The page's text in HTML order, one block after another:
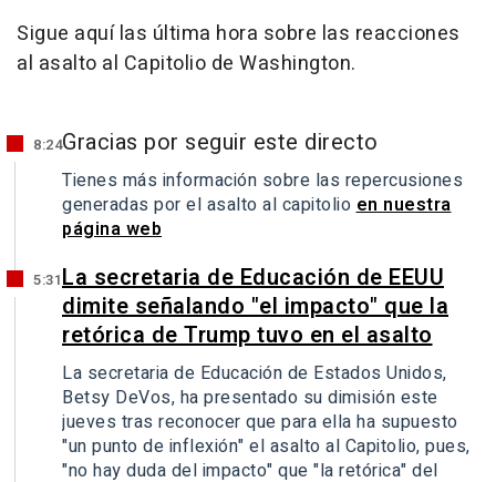
Sigue aquí las última hora sobre las reacciones
al asalto al Capitolio de Washington.
8:24Gracias por seguir este directo
Tienes más información sobre las repercusiones
generadas por el asalto al capitolioen nuestra
página web
5:31La secretaria de Educación de EEUU
dimite señalando "el impacto" que la
retórica de Trump tuvo en el asalto
La secretaria de Educación de Estados Unidos,
Betsy DeVos, ha presentado su dimisión este
jueves tras reconocer que para ella ha supuesto
"un punto de inflexión" el asalto al Capitolio, pues,
"no hay duda del impacto" que "la retórica" del